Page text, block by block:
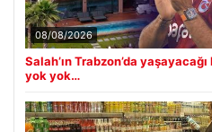
08/08/2026
Salah’ın Trabzon’da
yok yok…